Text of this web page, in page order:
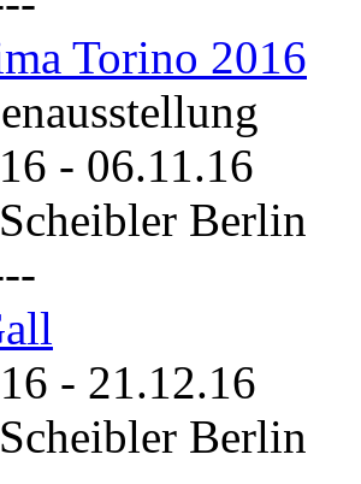
Torino 2016
- 06.11.16
Berlin
- 21.12.16
Berlin